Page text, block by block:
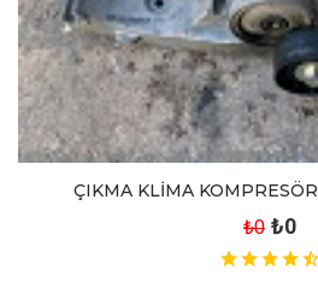
ÇIKMA KLİMA
₺0 ₺0